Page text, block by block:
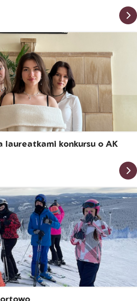
laureatkami konkursu o AK